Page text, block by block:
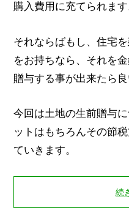
購入費用に充てられます
それならばもし、住宅
をお持ちなら、それを
贈与する事が出来たら
今回は土地の生前贈与
ットはもちろんその節
ていきます。
続